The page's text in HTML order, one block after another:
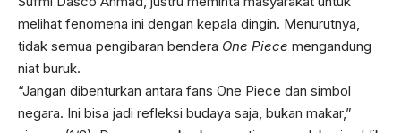
melihat fenomena ini dengan kepala dingin. Menurutnya,
tidak semua pengibaran bendera One Piece mengandung
niat buruk.
“Jangan dibenturkan antara fans One Piece dan simbol
negara. Ini bisa jadi refleksi budaya saja, bukan makar,”